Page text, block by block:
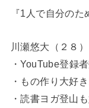
『1人で自分のた
川瀬悠大（２８）
・YouTube登録
・もの作り大好き
・読書ヨガ登山も